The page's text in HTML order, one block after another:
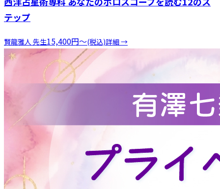
テップ
賢龍雅人 先生15,400円〜(税込)詳細 →